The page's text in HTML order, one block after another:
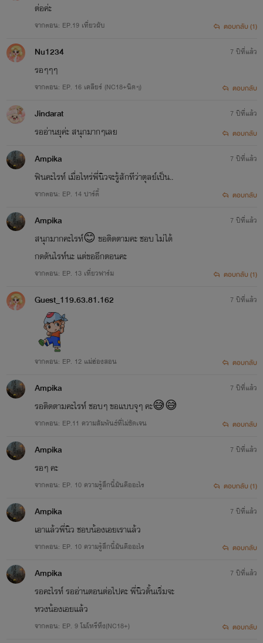
ต่อค่ะ
จากตอน: EP.19 เที่ยวผับ ตอบกลับ (1)
Nu1234
รอๆๆๆ
จากตอน: EP. 16 เคลียร์ (NC18+นิดๆ)
7 ปีที่แล้ว
ตอบกลับ
Jindarat
รออ่านยุค่ะ สนุกมากๆเลย
7 ปีที่แล้ว
ตอบกลับ
Ampika
ฟินคะไรท์ เมื่อไหร่พี่นิวจะรู้สักทีว่าตุลย์เป็น..
จากตอน: EP. 14 ปาร์ตี้
7 ปีที่แล้ว
ตอบกลับ
Ampika
สนุกมากคะไรท์😊 ขอติดตามคะ ชอบ ไม่ได้
กดดันไรท์นะ แต่ขออีกตอนคะ
จากตอน: EP. 13 เที่ยวฟาร์ม
7 ปีที่แล้ว
ตอบกลับ (1)
Guest_119.63.81.162
จากตอน: EP. 12 แม่ฮ่องสอน
7 ปีที่แล้ว
ตอบกลับ
Ampika
รอติดตามคะไรท์ ชอบๆ ขอแบบจุๆ คะ😅😅
จากตอน: EP.11 ความสัมพันธ์ที่ไม่ชัดเจน
7 ปีที่แล้ว
ตอบกลับ
Ampika
รอๆ คะ
จากตอน: EP. 10 ความรู้สึกนี้มันคืออะไร
7 ปีที่แล้ว
ตอบกลับ (1)
Ampika
เอาแล้วพี่นิว ชอบน้องเอยเราแล้ว
จากตอน: EP. 10 ความรู้สึกนี้มันคืออะไร
7 ปีที่แล้ว
ตอบกลับ
Ampika
รอคะไรท์ รออ่านตอนต่อไปคะ พี่นิวตั้นเริ่มจะ
หวงน้องเอยแล้ว
จากตอน: EP. 9 โมโหรึหึง(NC18+)
7 ปีที่แล้ว
ตอบกลับ